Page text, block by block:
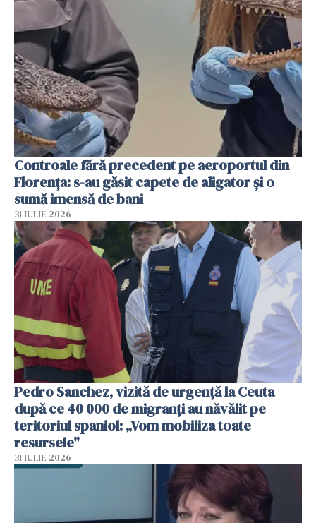
Controale fără precedent pe aeroportul din
Florența: s-au găsit capete de aligator și o
sumă imensă de bani
31 IULIE 2026
Pedro Sanchez, vizită de urgență la Ceuta
după ce 40 000 de migranți au năvălit pe
teritoriul spaniol: „Vom mobiliza toate
resursele"
31 IULIE 2026